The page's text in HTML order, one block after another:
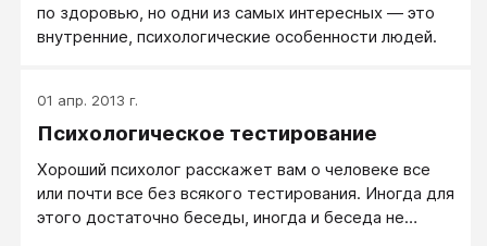
по здоровью, но одни из самых интересных — это
внутренние, психологические особенности людей.
01 апр. 2013 г.
Психологическое тестирование
Хороший психолог расскажет вам о человеке все
или почти все без всякого тестирования. Иногда для
этого достаточно беседы, иногда и беседа не